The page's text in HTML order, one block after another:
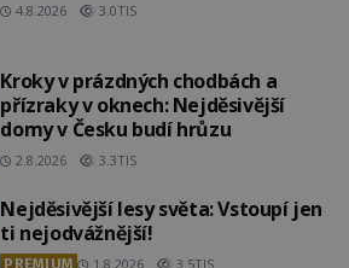
4.8.2026 3.0TIS
Kroky v prázdných chodbách a
přízraky v oknech: Nejděsivější
domy v Česku budí hrůzu
2.8.2026 3.3TIS
Nejděsivější lesy světa: Vstoupí jen
ti nejodvážnější!
PREMIUM 1.8.2026 3.5TIS